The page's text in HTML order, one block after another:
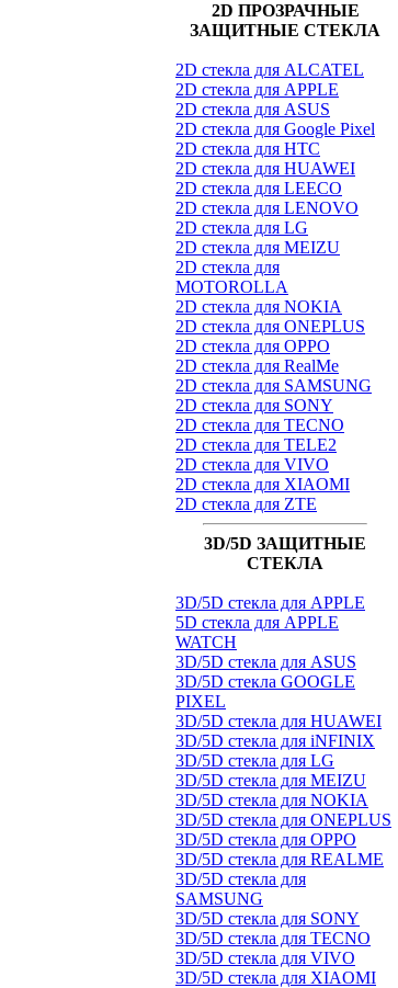
2D ПРОЗРАЧНЫЕ
ЗАЩИТНЫЕ СТЕКЛА
2D стекла для ALCATEL
2D стекла для APPLE
2D стекла для ASUS
2D стекла для Google Pixel
2D стекла для HTC
2D стекла для HUAWEI
2D стекла для LEECO
2D стекла для LENOVO
2D стекла для LG
2D стекла для MEIZU
2D стекла для
MOTOROLLA
2D стекла для NOKIA
2D стекла для ONEPLUS
2D стекла для OPPO
2D стекла для RealMe
2D стекла для SAMSUNG
2D стекла для SONY
2D стекла для TECNO
2D стекла для TELE2
2D стекла для VIVO
2D стекла для XIAOMI
2D стекла для ZTE
3D/5D ЗАЩИТНЫЕ
СТЕКЛА
3D/5D стекла для APPLE
5D стекла для APPLE
WATCH
3D/5D стекла для ASUS
3D/5D стекла GOOGLE
PIXEL
3D/5D стекла для HUAWEI
3D/5D стекла для iNFINIX
3D/5D стекла для LG
3D/5D стекла для MEIZU
3D/5D стекла для NOKIA
3D/5D стекла для ONEPLUS
3D/5D стекла для OPPO
3D/5D стекла для REALME
3D/5D стекла для
SAMSUNG
3D/5D стекла для SONY
3D/5D стекла для TECNO
3D/5D стекла для VIVO
3D/5D стекла для XIAOMI